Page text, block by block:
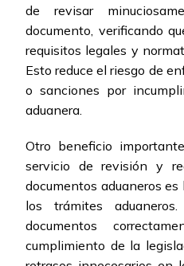
de revisar
documento, verificando
requisitos legales y
Esto reduce el riesgo de
o sanciones por
aduanera.
Otro beneficio
servicio de revisión y
documentos aduaneros
los trámites
documentos
cumplimiento de la